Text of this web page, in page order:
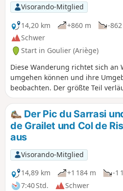
Visorando-Mitglied
14,20 km
+860 m -
Schwer
Start in Goulier (Ariège)
Diese Wanderung richtet sich an
umgehen können und ihre
beobachten. Der größte Teil
Karte eingezeichnet sind, aber
Keine Wegmarkierungen ab dem
Abschnitte sind jedoch gut
hinsichtlich der Route. Bei
sollte man sich nicht auf diese
Abstieg im Gispet sehr schwierig
bieten sich bemerkenswerte
d’Endron, den Vicdessos, den Pic
Montcalm und andere...
Der Pic du Sarrasi
de Grailet und Col de
aus
Visorando-Mitglied
14,89 km
+1 184 m
-1
7:40 Std.
Schwer